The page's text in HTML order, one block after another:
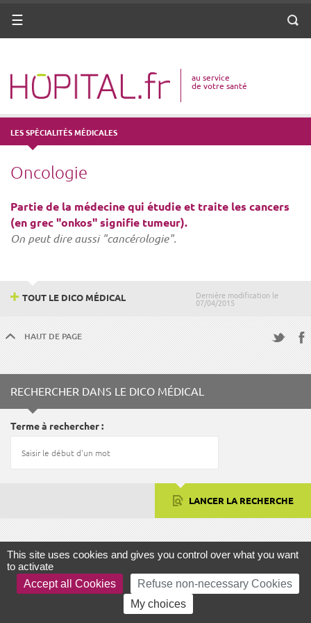
ANNUAIRE
VOTRE SANTÉ
DROITS & DÉMARCHES
MISSIONS
MÉTIERS
Menu
au service
de votre santé
LES SPÉCIALITÉS MÉDICALES
Oncologie
Partie de la médecine qui étudie et traite les cancers
(en grec "onkos" signifie tumeur).
On peut dire aussi "cancérologie".
Dernière modification le
07/04/2015
TOUT LE DICO MÉDICAL
HAUT DE PAGE
RECHERCHER DANS LE DICO MÉDICAL
Terme à rechercher
LANCER LA RECHERCHE
FOCUS
This site uses cookies and gives you control over what you want
to activate
Accept all Cookies
Refuse non-necessary Cookies
My choices